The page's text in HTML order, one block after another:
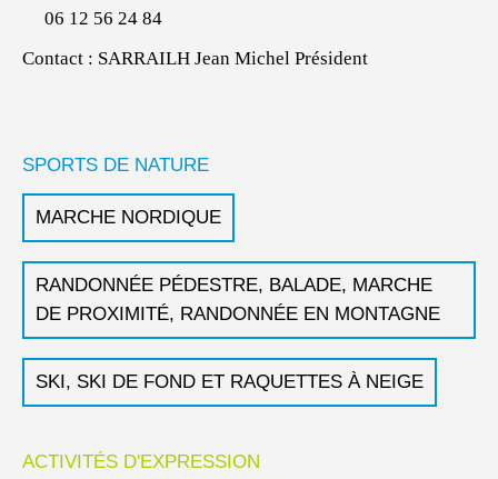
06 12 56 24 84
Contact : SARRAILH Jean Michel Président
SPORTS DE NATURE
MARCHE NORDIQUE
RANDONNÉE PÉDESTRE, BALADE, MARCHE
DE PROXIMITÉ, RANDONNÉE EN MONTAGNE
SKI, SKI DE FOND ET RAQUETTES À NEIGE
ACTIVITÉS D'EXPRESSION